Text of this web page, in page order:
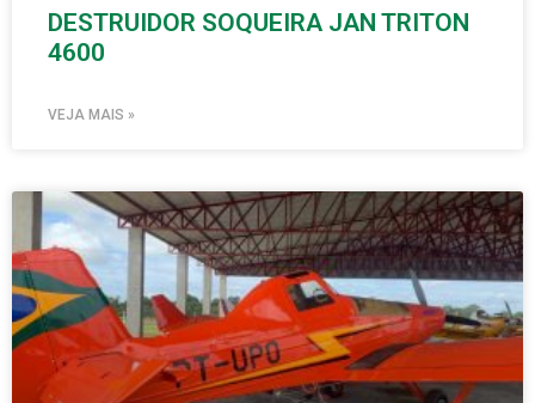
DESTRUIDOR SOQUEIRA JAN TRITON
4600
VEJA MAIS »